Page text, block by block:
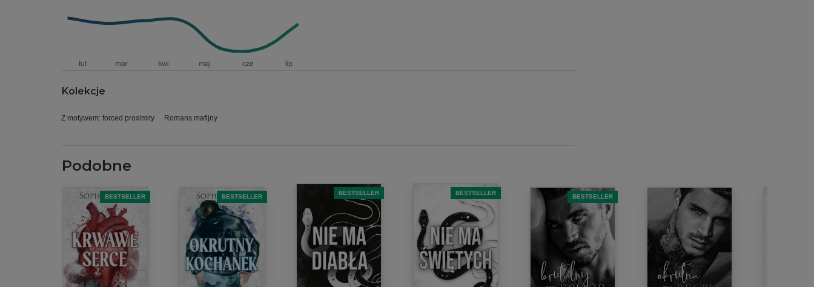
Kolekcje
Z motywem: forced proximity Romans mafijny
Podobne
BESTSELLER BESTSELLER
BESTSELLER BESTSELLER
BESTSELLER